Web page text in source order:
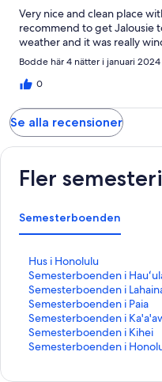
Very nice and clean place
recommend to get Jalousie
weather and it was really
Bodde här 4 nätter i januari 2024
0
Se alla recensioner
Fler
Semesterboenden
Hus i Honolulu
L
ä
n
k
t
i
l
Semesterboenden i
L
ä
n
k
t
i
Semesterboenden i
L
ä
n
k
t
Semesterboenden i Paia
L
ä
n
k
Semesterboenden i
L
ä
n
Semesterboenden i Kihei
L
ä
Semesterboenden i
L